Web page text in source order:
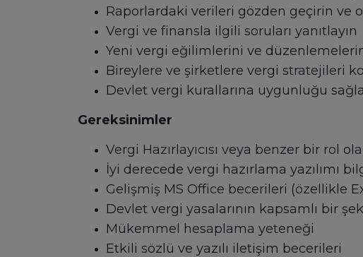
Raporlardaki verileri gözden geçirin ve
Vergi ve finansla ilgili soruları yanıtlayın
Yeni vergi eğilimlerini ve
Bireylere ve şirketlere vergi stratejileri
Devlet vergi kurallarına uygunluğu
Gereksinimler
Vergi Hazırlayıcısı veya benzer bir rol
İyi derecede vergi hazırlama yazılımı
Gelişmiş MS Office becerileri (özellikle
Devlet vergi yasalarının kapsamlı bir
Mükemmel hesaplama yeteneği
Etkili sözlü ve yazılı iletişim becerileri